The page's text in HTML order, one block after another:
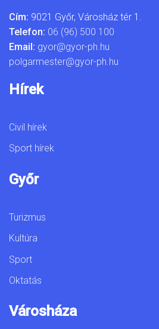
Cím: 9021 Győr, Városház tér 1.
Telefon: 06 (96) 500 100
Email: gyor@gyor-ph.hu
polgarmester@gyor-ph.hu
Hírek
Civil hírek
Sport hírek
Győr
Turizmus
Kultúra
Sport
Oktatás
Városháza